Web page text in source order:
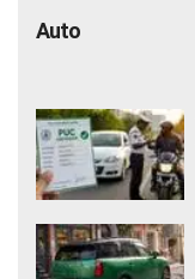
Auto